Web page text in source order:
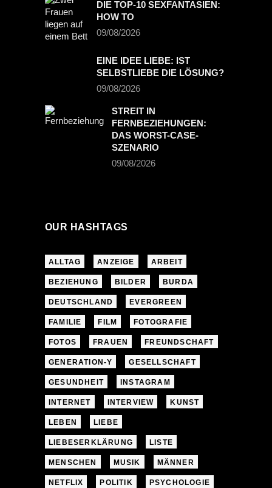
DIE TOP-10 SEXFANTASIEN:
HOW TO
09/08/2026
EINE IDEE LIEBE: IST
SELBSTLIEBE DIE LÖSUNG?
09/08/2026
STREIT IN
FERNBEZIEHUNGEN:
DAS WORST-CASE-
SZENARIO
09/08/2026
OUR HASHTAGS
ALLTAG ANZEIGE ARBEIT
BEZIEHUNG BILDER BURDA
DEUTSCHLAND EVERGREEN
FAMILIE FILM FOTOGRAFIE
FOTOS FRAUEN FREUNDSCHAFT
GENERATION-Y GESELLSCHAFT
GESUNDHEIT INSTAGRAM
INTERNET INTERVIEW KUNST
LEBEN LIEBE
LIEBESERKLÄRUNG LISTE
MENSCHEN MUSIK MÄNNER
NETFLIX POLITIK PSYCHOLOGIE